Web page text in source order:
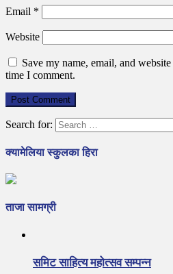
Email *
Website
Save my name, email, and
time I comment.
Search for:
क्यामेलिया स्कुलका हिरा
ताजा सामग्री
समिट साहित्य महोत्सव सम्पन्न